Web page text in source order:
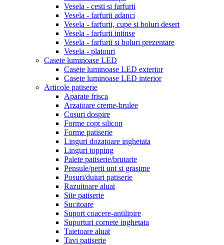
Vesela - cesti si farfurii
Vesela - farfurii adanci
Vesela - farfurii, cupe si boluri desert
Vesela - farfurii intinse
Vesela - farfurii si boluri prezentare
Vesela - platouri
Casete luminoase LED
Casete luminoase LED exterior
Casete luminoase LED interior
Articole patiserie
Aparate frisca
Arzatoare creme-brulee
Cosuri dospire
Forme copt silicon
Forme patiserie
Linguri dozatoare inghetata
Linguri topping
Palete patiserie/brutarie
Pensule/perii unt si grasime
Posuri/duiuri patiserie
Razuitoare aluat
Site patiserie
Sucitoare
Suport coacere-antilipire
Suporturi cornete inghetata
Taietoare aluat
Tavi patiserie